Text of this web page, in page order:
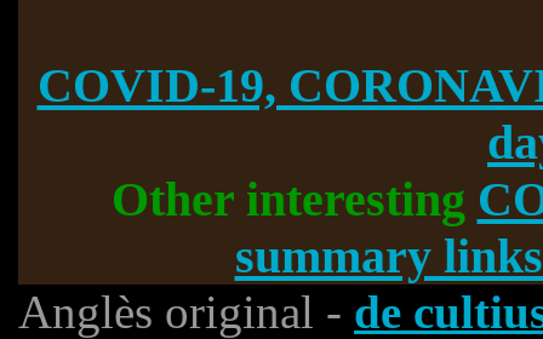
COVID-19,
Other interesting
summary
Anglès original - de